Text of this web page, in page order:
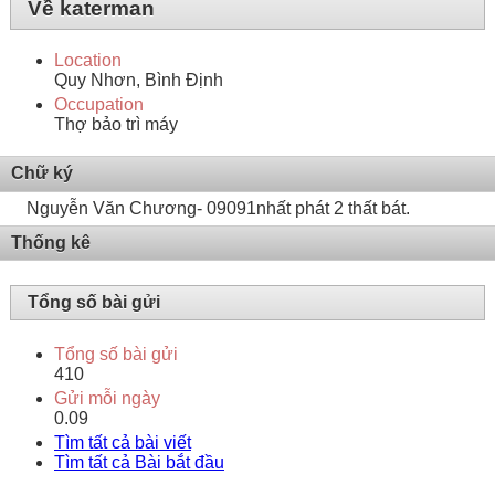
Về katerman
Location
Quy Nhơn, Bình Định
Occupation
Thợ bảo trì máy
Chữ ký
Nguyễn Văn Chương- 09091nhất phát 2 thất bát.
Thống kê
Tổng số bài gửi
Tổng số bài gửi
410
Gửi mỗi ngày
0.09
Tìm tất cả bài viết
Tìm tất cả Bài bắt đầu